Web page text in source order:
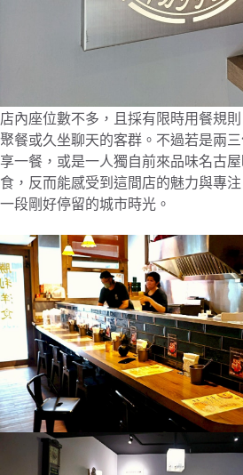
店內座位數不多，且採有限時用餐規
聚餐或久坐聊天的客群。不過若是兩
享一餐，或是一人獨自前來品味名古
食，反而能感受到這間店的魅力與專
一段剛好停留的城市時光。